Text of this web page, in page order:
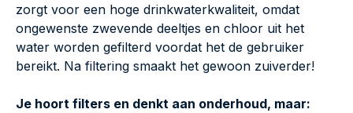
zorgt voor een hoge drinkwaterkwaliteit, omdat
ongewenste zwevende deeltjes en chloor uit het
water worden gefilterd voordat het de gebruiker
bereikt. Na filtering smaakt het gewoon zuiverder!
Je hoort filters en denkt aan onderhoud, maar: